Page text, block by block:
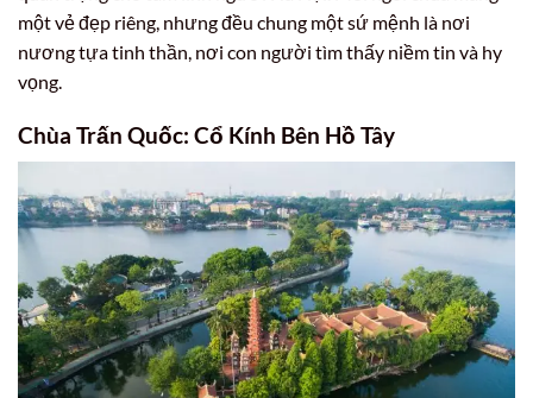
một vẻ đẹp riêng, nhưng đều chung một sứ mệnh là nơi
nương tựa tinh thần, nơi con người tìm thấy niềm tin và hy
vọng.
Chùa Trấn Quốc: Cổ Kính Bên Hồ Tây